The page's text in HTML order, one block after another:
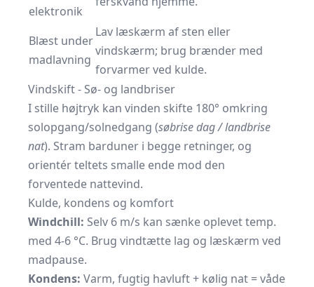
elektronik
Blæst under
madlavning
Lav læskærm af sten eller
vindskærm; brug brænder med
forvarmer ved kulde.
Vindskift - Sø- og landbriser
I stille højtryk kan vinden skifte 180° omkring
solopgang/solnedgang (søbrise dag / landbrise
nat). Stram barduner i begge retninger, og
orientér teltets smalle ende mod den
forventede nattevind.
Kulde, kondens og komfort
Windchill: Selv 6 m/s kan sænke oplevet temp.
med 4-6 °C. Brug vindtætte lag og læskærm ved
madpause.
Kondens: Varm, fugtig havluft + kølig nat = våde